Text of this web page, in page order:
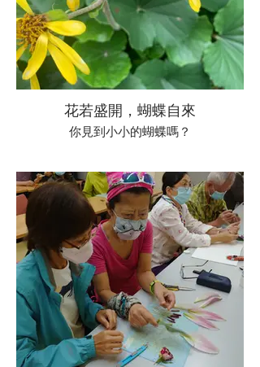
花若盛開，蝴蝶自來
你見到小小的蝴蝶嗎？